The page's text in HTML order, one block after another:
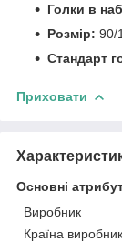
Голки в
Розмір: 90/
Стандарт
Приховати
Основні
Виробник
Країна виробник